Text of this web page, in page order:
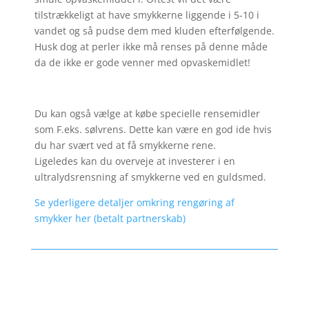
tilstrækkeligt at have smykkerne liggende i 5-10 i
vandet og så pudse dem med kluden efterfølgende.
Husk dog at perler ikke må renses på denne måde
da de ikke er gode venner med opvaskemidlet!
Du kan også vælge at købe specielle rensemidler
som F.eks. sølvrens. Dette kan være en god ide hvis
du har svært ved at få smykkerne rene.
Ligeledes kan du overveje at investerer i en
ultralydsrensning af smykkerne ved en guldsmed.
Se yderligere detaljer omkring rengøring af
smykker her (betalt partnerskab)